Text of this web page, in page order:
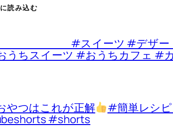
読み込む
#スイーツ #デザート #お
うちスイーツ #おうちカフェ #
やつはこれが正解
#簡単レシ
#shorts